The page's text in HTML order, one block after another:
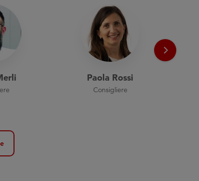
Paola Rossi
Consigliere